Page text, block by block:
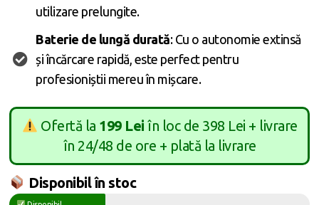
utilizare prelungite.
Baterie de lungă durată: Cu o autonomie extinsă
și încărcare rapidă, este perfect pentru
profesioniștii mereu în mișcare.
Ofertă la 199 Leiîn loc de 398 Lei + livrare
în 24/48 de ore + plată la livrare
Disponibil în stoc